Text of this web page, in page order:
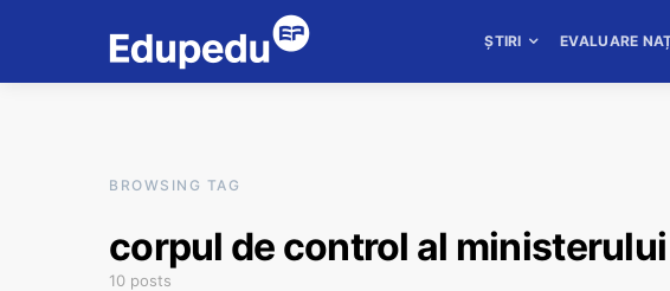
ȘTIRI EVALUARE
BROWSING TAG
corpul de control al
10 posts